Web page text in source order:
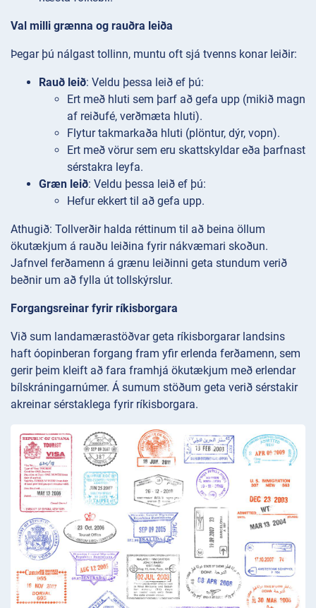
Val milli grænna og rauðra leiða
Þegar þú nálgast tollinn, muntu oft sjá tvenns konar leiðir:
Rauð leið: Veldu þessa leið ef þú:
Ert með hluti sem þarf að gefa upp (mikið magn
af reiðufé, verðmæta hluti).
Flytur takmarkaða hluti (plöntur, dýr, vopn).
Ert með vörur sem eru skattskyldar eða þarfnast
sérstakra leyfa.
Græn leið: Veldu þessa leið ef þú:
Hefur ekkert til að gefa upp.
Athugið: Tollverðir halda réttinum til að beina öllum
ökutækjum á rauðu leiðina fyrir nákvæmari skoðun.
Jafnvel ferðamenn á grænu leiðinni geta stundum verið
beðnir um að fylla út tollskýrslur.
Forgangsreinar fyrir ríkisborgara
Við sum landamærastöðvar geta ríkisborgarar landsins
haft óopinberan forgang fram yfir erlenda ferðamenn, sem
gerir þeim kleift að fara framhjá ökutækjum með erlendar
bílskráningarnúmer. Á sumum stöðum geta verið sérstakir
akreinar sérstaklega fyrir ríkisborgara.